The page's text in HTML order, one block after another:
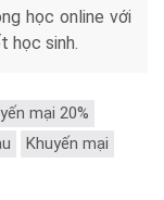
học online với
học sinh.
mại 20%
Khuyến mại